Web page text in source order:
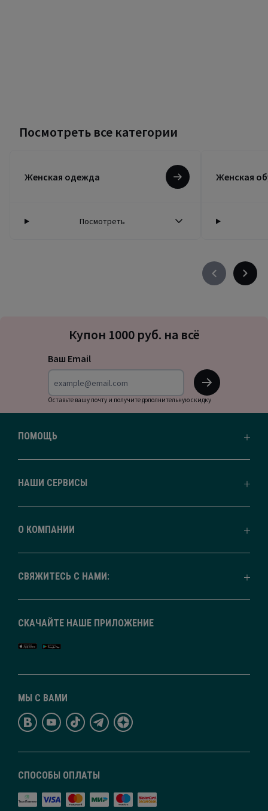
Посмотреть все категории
Женская одежда
Посмотреть
Женская
Précédent
Подписка
на
Купон 1000 руб. на всё
Ваш Email
OK
Оставьте вашу почту и получите дополнительную скидку
ПОМОЩЬ
НАШИ СЕРВИСЫ
О КОМПАНИИ
СВЯЖИТЕСЬ С НАМИ:
СПОСОБЫ ОПЛАТЫ
МЫ С ВАМИ
СКАЧАЙТЕ НАШЕ ПРИЛОЖЕНИЕ